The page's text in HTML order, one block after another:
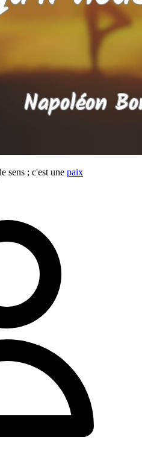
sens ; c'est une paix